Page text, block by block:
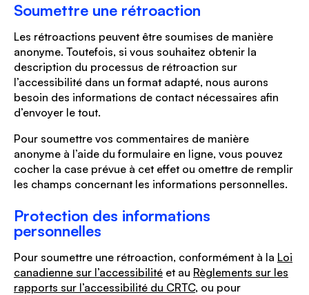
Soumettre une rétroaction
Les rétroactions peuvent être soumises de manière
anonyme. Toutefois, si vous souhaitez obtenir la
description du processus de rétroaction sur
l’accessibilité dans un format adapté, nous aurons
besoin des informations de contact nécessaires afin
d’envoyer le tout.
Pour soumettre vos commentaires de manière
anonyme à l’aide du formulaire en ligne, vous pouvez
cocher la case prévue à cet effet ou omettre de remplir
les champs concernant les informations personnelles.
Protection des informations
personnelles
Pour soumettre une rétroaction, conformément à la Loi
canadienne sur l’accessibilité et au Règlements sur les
rapports sur l’accessibilité du CRTC, ou pour